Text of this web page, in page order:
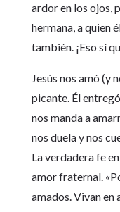
ardor en los ojos,
hermana, a quien
también. ¡Eso sí
Jesús nos amó (y
picante. Él
nos manda a
nos duela y nos
La verdadera fe
amor fraternal.
amados. Vivan